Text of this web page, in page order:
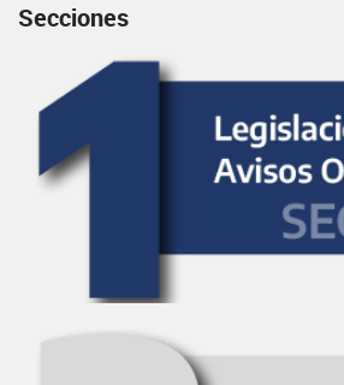
Secciones